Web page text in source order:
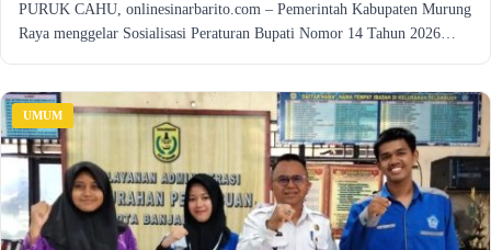
PURUK CAHU, onlinesinarbarito.com – Pemerintah Kabupaten Murung
Raya menggelar Sosialisasi Peraturan Bupati Nomor 14 Tahun 2026…
UMUM